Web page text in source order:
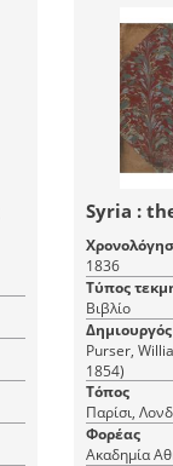
Syria :
1836
Τύπος
Βιβλίο
Δημιουργός
Purser,
1854)
Τόπος
Παρίσι,
Φορέας
Ακαδημία